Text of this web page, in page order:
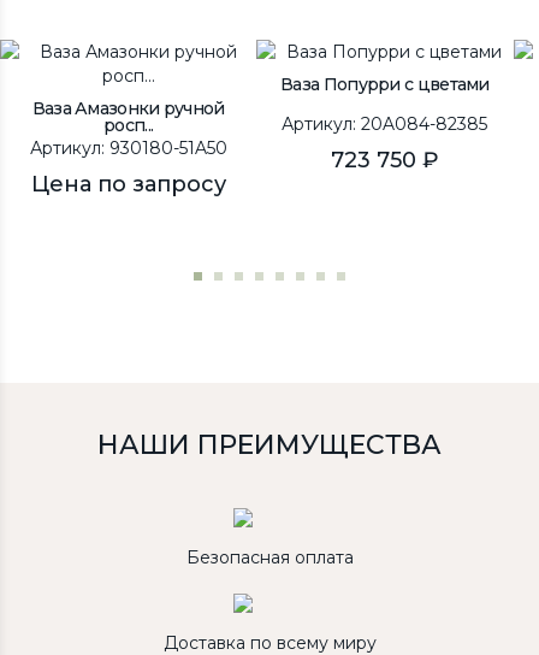
Ваза Амазонки ручной
росп...
Артикул: 930180-51A50
Цена по запросу
Ваза Попурри с цветами
Артикул: 20A084-82385
723 750 ₽
НАШИ ПРЕИМУЩЕСТВА
Безопасная оплата
Доставка по всему миру